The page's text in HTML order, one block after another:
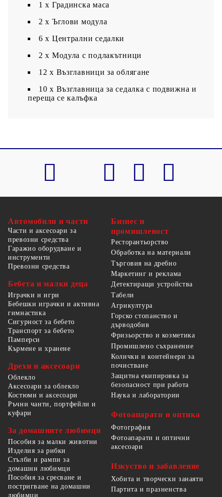
1 х Градинска маса
2 x Ъглови модула
6 x Централни седалки
2 x Модула с подлакътници
12 x Възглавници за облягане
10 x Възглавница за седалка с подвижна и
переща се калъфка
Автомобили и части
Части и аксесоари за
превозни средства
Гаражно оборудване и
инструменти
Превозни средства
Бебета и малки деца
Играчки и игри
Бебешки играчки и активна
гимнастика
Сигурност за бебето
Транспорт за бебето
Памперси
Кърмене и хранене
Дрехи и аксесоари
Облекло
Аксесоари за облекло
Костюми и аксесоари
Ръчни чанти, портфейли и
куфари
За домашните любимци
Пособия за малки животни
Изделия за рибки
Стълби и рампи за
домашни любимци
Пособия за сресване и
постригване на домашни
любимци
Бизнес и
промишленост
Ресторантьорство
Обработка на материали
Търговия на дребно
Маркетинг и реклама
Детектиращи устройства
Табели
Агрикултура
Горско стопанство и
дърводобив
Фризьорство и козметика
Промишлено съхранение
Колички и контейнери за
почистване
Защитна екипировка за
безопасност при работа
Наука и лаборатории
Фотоапарати и оптика
Фотография
Фотоапарати и оптични
аксесоари
Изкуство и забавление
Хобита и творчески занаяти
Партита и празненства